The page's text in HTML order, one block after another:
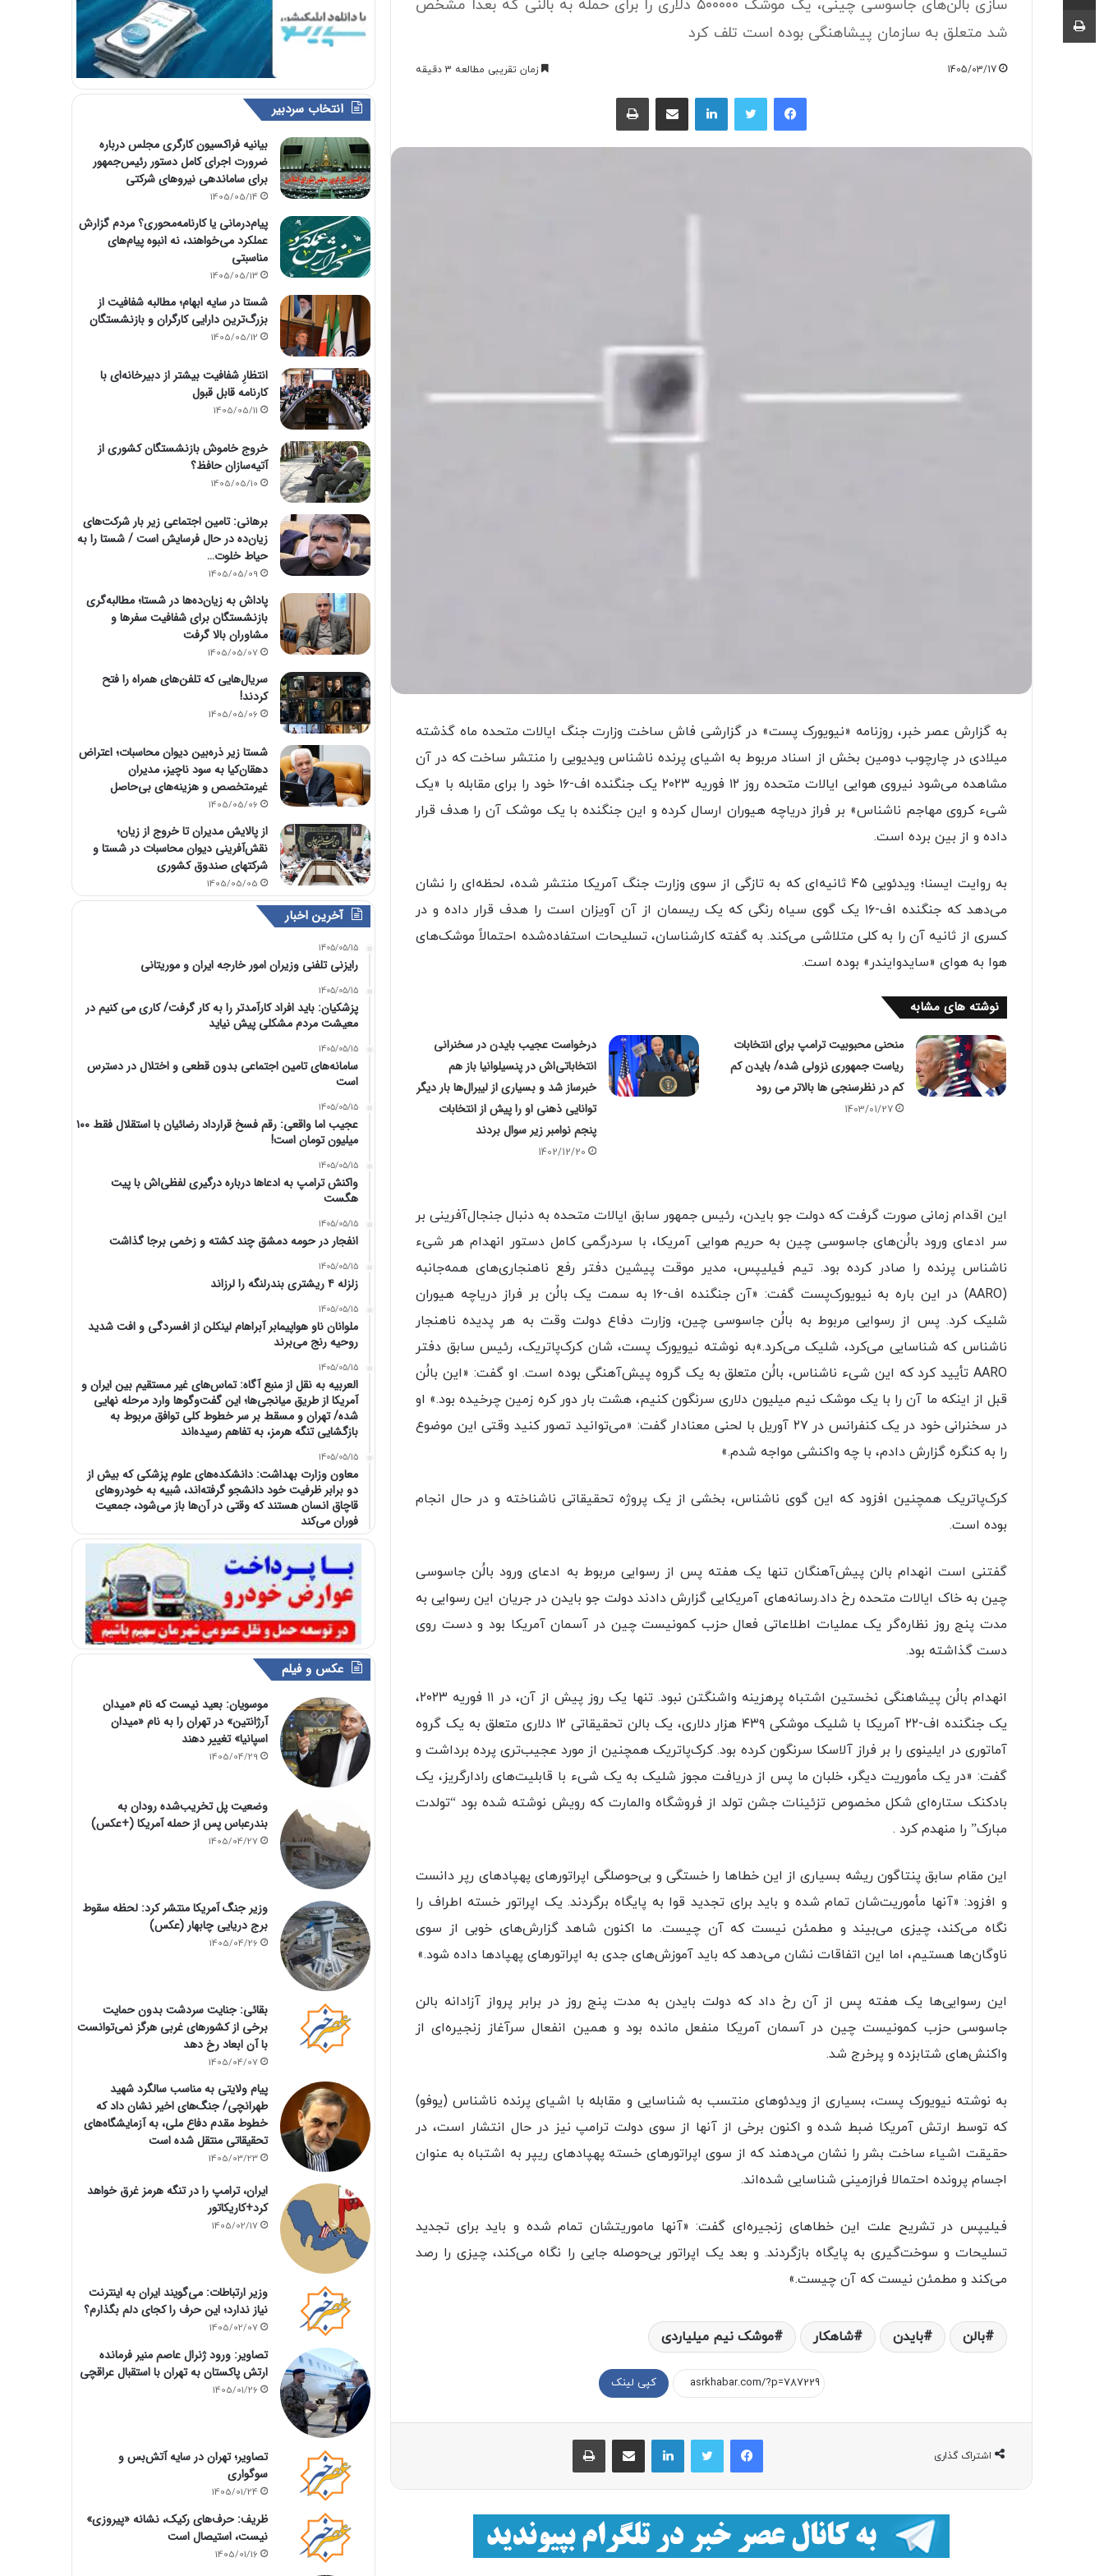
سازی بالُن‌های جاسوسی چینی، یک موشک ۵۰۰۰۰۰ دلاری را برای حمله به بالُنی که بعدا مشخص
شد متعلق به سازمان پیشاهنگی بوده است تلف کرد
1405/03/17 زمان تقریبی مطالعه 3 دقیقه
فیسبوک لینکداین
به گزارش عصر خبر، روزنامه «نیویورک پست» در گزارشی فاش ساخت وزارت جنگ ایالات متحده ماه گذشته
میلادی در چارچوب دومین بخش از اسناد مربوط به اشیای پرنده ناشناس ویدیویی را منتشر ساخت که در آن
مشاهده می‌شود نیروی هوایی ایالات متحده روز ۱۲ فوریه ۲۰۲۳ یک جنگنده اف-۱۶ خود را برای مقابله با «یک
شیء کروی مهاجم ناشناس» بر فراز دریاچه هیوران ارسال کرده و این جنگنده با یک موشک آن را هدف قرار
داده و از بین برده است.
به روایت ایسنا؛ ویدئویی ۴۵ ثانیه‌ای که به ‌تازگی از سوی وزارت جنگ آمریکا منتشر شده، لحظه‌ای را نشان
می‌دهد که جنگنده اف-۱۶ یک گوی سیاه‌ رنگی که یک ریسمان از آن آویزان است را هدف قرار داده و در
کسری از ثانیه آن را به کلی متلاشی می‌کند. به گفته کارشناسان، تسلیحات استفاده‌شده احتمالاً موشک‌های
هوا به هوای «سایدوایندر» بوده است.
نوشته های مشابه
منحنی محبوبیت ترامپ برای انتخابات
ریاست جمهوری نزولی شده/ بایدن کم
کم در نظرسنجی ها بالاتر می رود
1403/01/27
درخواست عجیب بایدن در سخنرانی
انتخاباتی‌اش در پنسیلوانیا باز هم
خبرساز شد و بسیاری از لیبرال‌ها بار دیگر
توانایی ذهنی او را پیش از انتخابات
پنجم نوامبر زیر سوال بردند
1402/12/20
این اقدام زمانی صورت گرفت که دولت جو بایدن، رئیس جمهور سابق ایالات متحده به دنبال جنجال‌آفرینی بر
سر ادعای ورود بالُن‌های جاسوسی چین به حریم هوایی آمریکا، با سردرگمی کامل دستور انهدام هر شیء
ناشناس پرنده را صادر کرده بود. تیم فیلیپس، مدیر موقت پیشین دفتر رفع ناهنجاری‌های همه‌جانبه
(AARO) در این باره به نیویورک‌پست گفت: «آن جنگنده اف-۱۶ به سمت یک بالُن بر فراز دریاچه هیوران
شلیک کرد. پس از رسوایی مربوط به بالُن جاسوسی چین، وزارت دفاع دولت وقت به هر پدیده ناهنجار
ناشناس که شناسایی می‌کرد، شلیک می‌کرد.»به نوشته نیویورک پست، شان کرک‌پاتریک، رئیس سابق دفتر
AARO تأیید کرد که این شیء ناشناس، بالُن متعلق به یک گروه پیش‌آهنگی بوده است. او گفت: «این بالُن
قبل از اینکه ما آن را با یک موشک نیم میلیون دلاری سرنگون کنیم، هشت بار دور کره زمین چرخیده بود.» او
در سخنرانی خود در یک کنفرانس در ۲۷ آوریل با لحنی معنادار گفت: «می‌توانید تصور کنید وقتی این موضوع
را به کنگره گزارش دادم، با چه واکنشی مواجه شدم.»
کرک‌پاتریک همچنین افزود که این گوی ناشناس، بخشی از یک پروژه تحقیقاتی ناشناخته و در حال انجام
بوده است.
گفتنی است انهدام بالن پیش‌آهنگان تنها یک هفته پس از رسوایی مربوط به ادعای ورود بالُن جاسوسی
چین به خاک ایالات متحده رخ داد.رسانه‌های آمریکایی گزارش دادند دولت جو بایدن در جریان این رسوایی به
مدت پنج روز نظاره‌گر یک عملیات اطلاعاتی فعال حزب کمونیست چین در آسمان آمریکا بود و دست روی
دست گذاشته بود.
انهدام بالُن پیشاهنگی نخستین اشتباه پرهزینه واشنگتن نبود. تنها یک روز پیش از آن، در ۱۱ فوریه ۲۰۲۳،
یک جنگنده اف-۲۲ آمریکا با شلیک موشکی ۴۳۹ هزار دلاری، یک بالن تحقیقاتی ۱۲ دلاری متعلق به یک گروه
آماتوری در ایلینوی را بر فراز آلاسکا سرنگون کرده بود. کرک‌پاتریک همچنین از مورد عجیب‌تری پرده برداشت و
گفت: «در یک مأموریت دیگر، خلبان ما پس از دریافت مجوز شلیک به یک شیء با قابلیت‌های رادارگریز، یک
بادکنک ستاره‌ای شکل مخصوص تزئینات جشن تولد از فروشگاه والمارت که رویش نوشته شده بود “تولدت
مبارک” را منهدم کرد .
این مقام سابق پنتاگون ریشه بسیاری از این خطاها را خستگی و بی‌حوصلگی اپراتورهای پهپادهای رپر دانست
و افزود: «آنها مأموریت‌شان تمام شده و باید برای تجدید قوا به پایگاه برگردند. یک اپراتور خسته اطراف را
نگاه می‌کند، چیزی می‌بیند و مطمئن نیست که آن چیست. ما اکنون شاهد گزارش‌های خوبی از سوی
ناوگان‌ها هستیم، اما این اتفاقات نشان می‌دهد که باید آموزش‌های جدی به اپراتورهای پهپادها داده شود.»
این رسوایی‌ها یک هفته پس از آن رخ داد که دولت بایدن به مدت پنج روز در برابر پرواز آزادانه بالن
جاسوسی حزب کمونیست چین در آسمان آمریکا منفعل مانده بود و همین انفعال سرآغاز زنجیره‌ای از
واکنش‌های شتابزده و پرخرج شد.
به نوشته نیویورک پست، بسیاری از ویدئوهای منتسب به شناسایی و مقابله با اشیای پرنده ناشناس (یوفو)
که توسط ارتش آمریکا ضبط شده و اکنون برخی از آنها از سوی دولت ترامپ نیز در حال انتشار است، در
حقیقت اشیاء ساخت بشر را نشان می‌دهند که از سوی اپراتورهای خسته پهپادهای ریپر به اشتباه به عنوان
اجسام پرونده احتمالا فرازمینی شناسایی شده‌اند.
فیلیپس در تشریح علت این خطاهای زنجیره‌ای گفت: «آنها ماموریتشان تمام شده و باید برای تجدید
تسلیحات و سوخت‌گیری به پایگاه بازگردند. و بعد یک اپراتور بی‌حوصله‌ جایی را نگاه می‌کند، چیزی را رصد
می‌کند و مطمئن نیست که آن چیست.»
بالن بایدن شاهکار موشک نیم میلیاردی
کپی لینک
اشتراک گذاری
فیسبوک لینکداین
انتخاب سردبیر
بیانیه فراکسیون کارگری مجلس درباره
ضرورت اجرای کامل دستور رئیس‌جمهور
برای ساماندهی نیروهای شرکتی
1405/05/14
پیام‌درمانی یا کارنامه‌محوری؟ مردم گزارش
عملکرد می‌خواهند، نه انبوه پیام‌های
مناسبتی
1405/05/13
شستا در سایه ابهام؛ مطالبه شفافیت از
بزرگ‌ترین دارایی کارگران و بازنشستگان
1405/05/12
انتظارِ شفافیت بیشتر از دبیرخانه‌ای با
کارنامه قابل قبول
1405/05/11
خروج خاموش بازنشستگان کشوری از
آتیه‌سازان حافظ؟
1405/05/10
برهانی: تامین اجتماعی زیر بار شرکت‌های
زیان‌ده در حال فرسایش است / شستا را به
حیاط خلوت…
1405/05/09
پاداش به زیان‌ده‌ها در شستا؛ مطالبه‌گری
بازنشستگان برای شفافیت سفرها و
مشاوران بالا گرفت
1405/05/07
سریال‌هایی که تلفن‌های همراه را فتح
کردند!
1405/05/06
شستا زیر ذره‌بین دیوان محاسبات؛ اعتراض
دهقان‌کیا به سود ناچیز، مدیران
غیرمتخصص و هزینه‌های بی‌حاصل
1405/05/06
از پالایش مدیران تا خروج از زیان؛
نقش‌آفرینی دیوان محاسبات در شستا و
شرکتهای صندوق کشوری
1405/05/05
آخرین اخبار
1405/05/15
رایزنی تلفنی وزیران امور خارجه ایران و موریتانی
1405/05/15
پزشکیان: باید افراد کارآمدتر را به کار گرفت/ کاری می کنیم در
معیشت مردم مشکلی پیش نیاید
1405/05/15
سامانه‌های تامین اجتماعی بدون قطعی و اختلال در دسترس
است
1405/05/15
عجیب اما واقعی: رقم فسخ قرارداد رضائیان با استقلال فقط ۱۰۰
میلیون تومان است!
1405/05/15
واکنش ترامپ به ادعاها درباره درگیری لفظی‌اش با پیت
هگست
1405/05/15
انفجار در حومه دمشق چند کشته و زخمی برجا گذاشت
1405/05/15
زلزله ۴ ریشتری بندرلنگه را لرزاند
1405/05/15
ملوانان ناو هواپیمابر آبراهام لینکلن از افسردگی و افت شدید
روحیه رنج می‌برند
1405/05/15
العربیه به نقل از منبع آگاه: تماس‌های غیر مستقیم بین ایران و
آمریکا از طریق میانجی‌ها؛ این گفت‌و‌گو‌ها وارد مرحله نهایی
شده/ تهران و مسقط بر سر خطوط کلی توافق مربوط به
بازگشایی تنگه هرمز، به تفاهم رسیده‌اند
1405/05/15
معاون وزارت بهداشت: دانشکده‌های علوم پزشکی که بیش از
دو برابر ظرفیت خود دانشجو گرفته‌اند، شبیه به خودرو‌های
قاچاق انسان هستند که وقتی در آن‌ها باز می‌شود، جمعیت
فوران می‌کند
عکس و فیلم
موسویان: بعید نیست که نام «میدان
آرژانتین» در تهران را به نام «میدان
اسپانیا» تغییر دهند
1405/04/29
وضعیت پل تخریب‌شده رودان به
بندرعباس پس از حمله آمریکا (+عکس)
1405/04/27
وزیر جنگ آمریکا منتشر کرد: لحظه سقوط
برج دریایی چابهار (عکس)
1405/04/26
بقائی: جنایت سردشت بدون حمایت
برخی از کشورهای غربی هرگز نمی‌توانست
با آن ابعاد رخ دهد
1405/04/07
پیام ولایتی به مناسب سالگرد شهید
طهرانچی/ جنگ‌های اخیر نشان داد که
خطوط مقدم دفاع ملی، به آزمایشگاه‌های
تحقیقاتی منتقل شده است
1405/03/23
ایران، ترامپ را در تنگه هرمز غرق خواهد
کرد+کاریکاتور
1405/02/17
وزیر ارتباطات: می‌گویند ایران به اینترنت
نیاز ندارد؛ این حرف را کجای دلم بگذارم؟
1405/02/07
تصاویر: ورود ژنرال عاصم منیر فرمانده
ارتش پاکستان به تهران با استقبال عراقچی
1405/01/26
تصاویر؛ تهران در سایه آتش‌بس و
سوگواری
1405/01/24
ظریف: حرف‌های رکیک، نشانه «پیروزی»
نیست، استیصال است
1405/01/16